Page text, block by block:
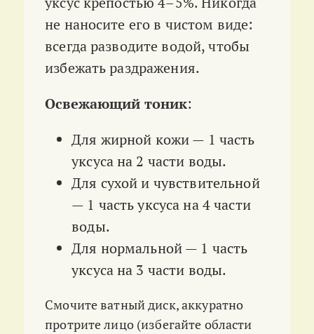
не наносите его в чистом виде:
всегда разводите водой, чтобы
избежать раздражения.
Освежающий тоник:
Для жирной кожи — 1 часть
уксуса на 2 части воды.
Для сухой и чувствительной
— 1 часть уксуса на 4 части
воды.
Для нормальной — 1 часть
уксуса на 3 части воды.
Смочите ватный диск, аккуратно
протрите лицо (избегайте области